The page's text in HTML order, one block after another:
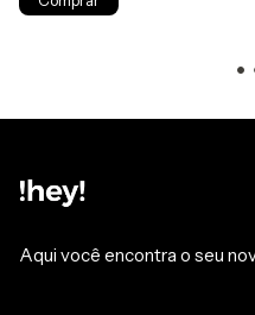
Aqui você encontra o seu